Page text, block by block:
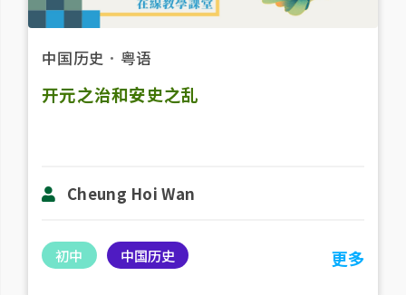
中国历史 ． 粤语
开元之治和安史之乱
Cheung Hoi Wan
初中 中国历史 更多